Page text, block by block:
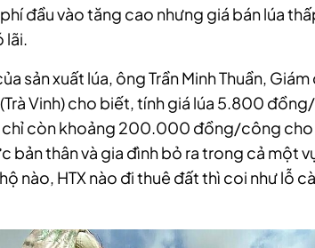
đầu vào tăng cao nhưng giá bán lúa
lãi.
sản xuất lúa, ông Trần Minh Thuần,
Vinh) cho biết, tính giá lúa 5.800
còn khoảng 200.000 đồng/công cho
bản thân và gia đình bỏ ra trong cả một
nào, HTX nào đi thuê đất thì coi như lỗ